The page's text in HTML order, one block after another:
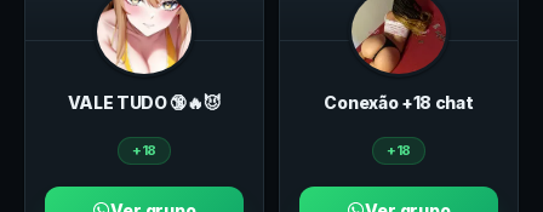
VALE TUDO 🔞🔥😈
+18
Conexão +18 chat
+18